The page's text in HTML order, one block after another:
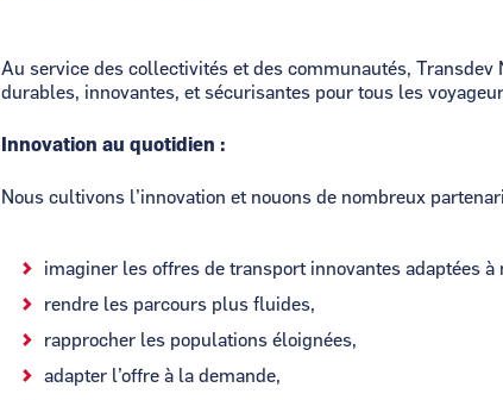
Au service des collectivités et des communautés,
durables, innovantes, et sécurisantes pour tous les
Innovation au quotidien :
Nous cultivons l’innovation et nouons de nombreux
imaginer les offres de transport innovantes adaptées à
rendre les parcours plus fluides,
rapprocher les populations éloignées,
adapter l’offre à la demande,